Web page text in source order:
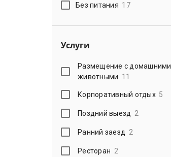
Без питания 17
Услуги
Размещение с домашними
животными 11
Корпоративный отдых 5
Поздний выезд 2
Ранний заезд 2
Ресторан 2